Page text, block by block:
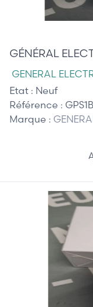
GÉNÉRAL
GENERAL
Etat : Neuf
Référence :
Marque :